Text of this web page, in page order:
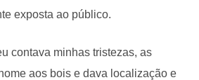
exposta ao público.
contava minhas tristezas, as
aos bois e dava localização e